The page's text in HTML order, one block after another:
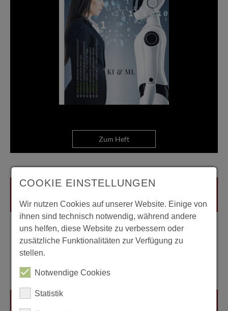
Zum Heft
COOKIE EINSTELLUNGEN
Wir nutzen Cookies auf unserer Website. Einige von
ihnen sind technisch notwendig, während andere
uns helfen, diese Website zu verbessern oder
zusätzliche Funktionalitäten zur Verfügung zu
stellen.
Notwendige Cookies
Statistik